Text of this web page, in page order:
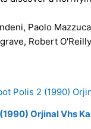
Paolo
Robert O'Reilly
Orjinal Vhs